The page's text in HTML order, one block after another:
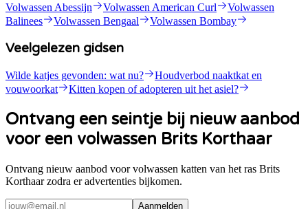
Volwassen Abessijn Volwassen American Curl
Volwassen
Balinees
Volwassen Bengaal Volwassen Bombay
Veelgelezen gidsen
Wilde katjes gevonden: wat nu?
Houdverbod naaktkat en
vouwoorkat
Kitten kopen of adopteren uit het asiel?
Ontvang een seintje bij nieuw aanbod
voor een volwassen Brits Korthaar
Ontvang nieuw aanbod voor volwassen katten van het ras Brits
Korthaar zodra er advertenties bijkomen.
Aanmelden